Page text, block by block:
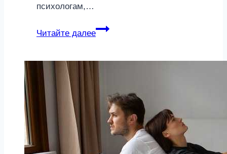
психологам,…
Читайте далее
4
привлекаете
мужчин
—
даже